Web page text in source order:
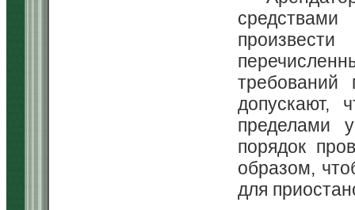
допускают,
пределами
порядок
образом,
для